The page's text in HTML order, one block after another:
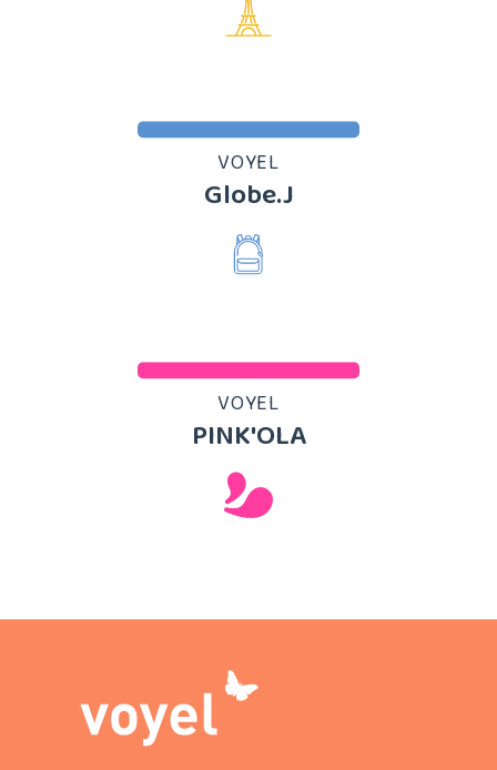
VOYEL
Globe.J
VOYEL
PINK'OLA